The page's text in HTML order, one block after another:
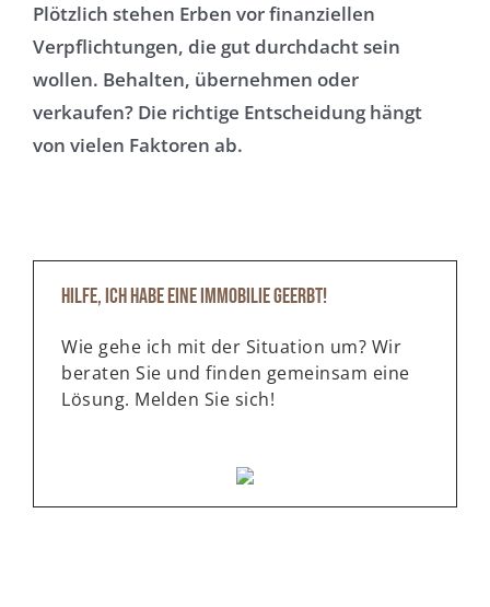
Plötzlich stehen Erben vor finanziellen
Verpflichtungen, die gut durchdacht sein
wollen. Behalten, übernehmen oder
verkaufen? Die richtige Entscheidung hängt
von vielen Faktoren ab.
Hilfe, ich habe eine Immobilie geerbt!
Wie gehe ich mit der Situation um? Wir
beraten Sie und finden gemeinsam eine
Lösung. Melden Sie sich!